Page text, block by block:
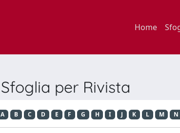
Home
Sfoglia per Rivista
A B C D E F G H I J K L M N